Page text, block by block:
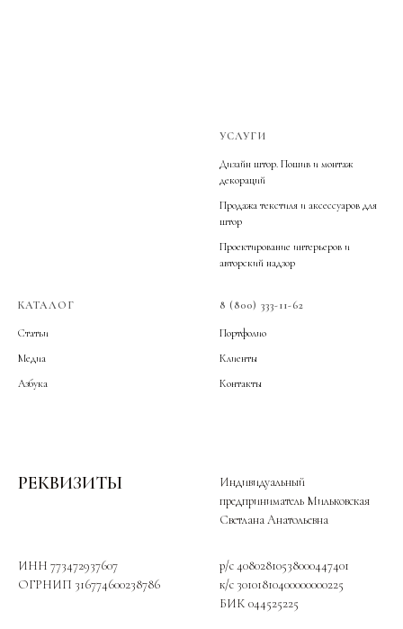
УСЛУГИ
Дизайн штор. Пошив и монтаж
декораций
Продажа текстиля и аксессуаров для
штор
Проектирование интерьеров и
авторский надзор
КАТАЛОГ
Статьи
Медиа
Азбука
8 (800) 333-11-62
Портфолио
Клиенты
Контакты
РЕКВИЗИТЫ
Индивидуальный
предприниматель Мильковская
Светлана Анатольевна
ИНН 773472937607
ОГРНИП 316774600238786
p/c 40802810538000447401
к/c 30101810400000000225
БИК 044525225